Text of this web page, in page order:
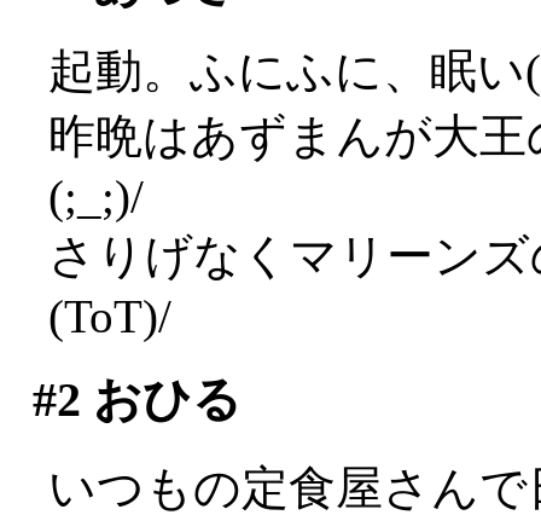
起動。ふにふに、眠
昨晩はあずまんが大
(;_;)/
さりげなくマリーン
(ToT)/
#2 おひる
いつもの定食屋さん